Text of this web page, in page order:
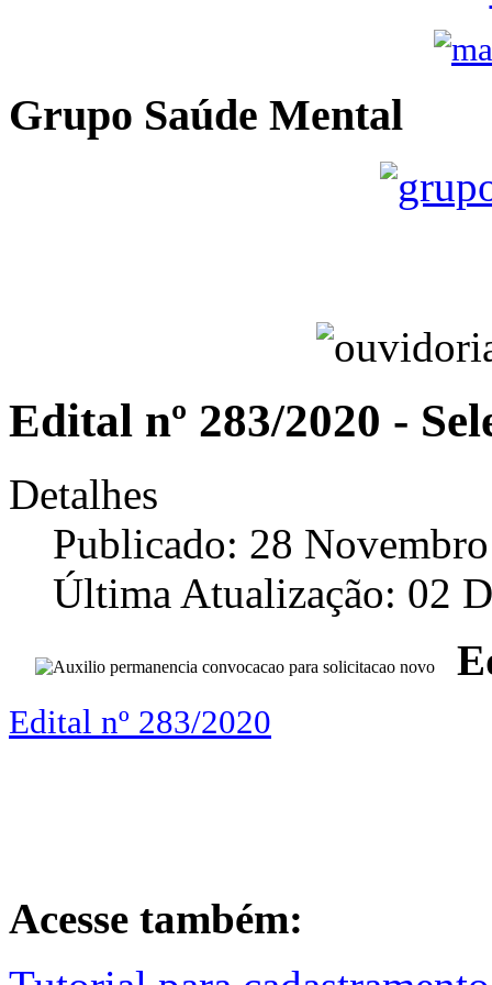
Grupo Saúde Mental
Edital nº 283/2020 -
Detalhes
Publicado: 28
Última Atualização: 02
Edital nº 283/2020
Acesse também: